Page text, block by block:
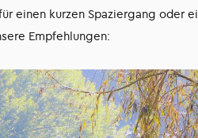
einen kurzen Spaziergang oder
Empfehlungen: